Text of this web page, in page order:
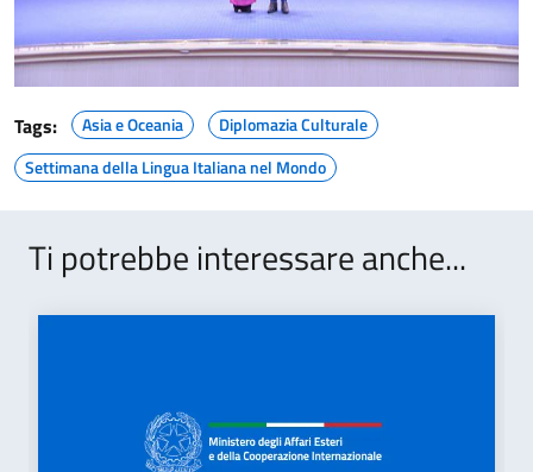
Tags: Asia e Oceania
Diplomazia Culturale
Settimana della Lingua Italiana nel Mondo
Ti potrebbe interessare anche...